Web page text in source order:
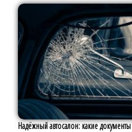
Надёжный автосалон: какие